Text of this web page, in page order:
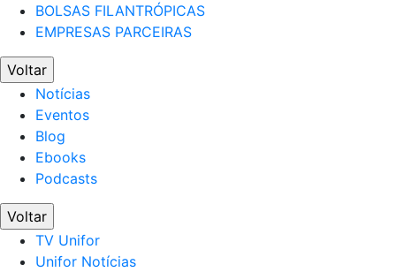
BOLSAS FILANTRÓPICAS
EMPRESAS PARCEIRAS
Voltar
Notícias
Eventos
Blog
Ebooks
Podcasts
Voltar
TV Unifor
Unifor Notícias